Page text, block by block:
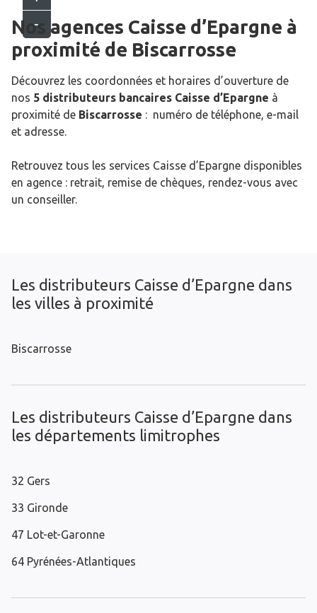
Nos agences Caisse d’Epargne à
proximité de Biscarrosse
Découvrez les coordonnées et horaires d’ouverture de
nos 5 distributeurs bancaires Caisse d’Epargne à
proximité de Biscarrosse : numéro de téléphone, e-mail
et adresse.
Retrouvez tous les services Caisse d’Epargne disponibles
en agence : retrait, remise de chèques, rendez-vous avec
un conseiller.
Les distributeurs Caisse d’Epargne dans
les villes à proximité
Biscarrosse
Les distributeurs Caisse d’Epargne dans
les départements limitrophes
32 Gers
33 Gironde
47 Lot-et-Garonne
64 Pyrénées-Atlantiques